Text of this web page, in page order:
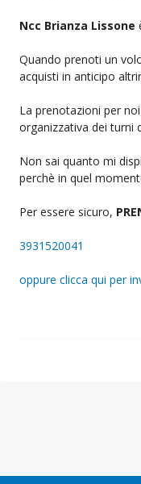
Ncc Brianza Lissone
Quando prenoti un
acquisti in anticipo
La prenotazioni per
organizzativa dei turni
Non sai quanto mi
perchè in quel
Per essere sicuro,
3931520041
oppure clicca qui per